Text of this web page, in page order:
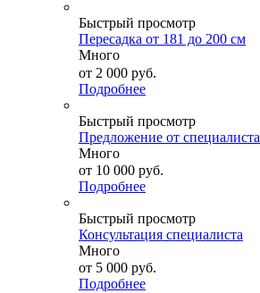
Быстрый просмотр
Пересадка от 181 до 200 см
Много
от 2 000 руб.
Подробнее
Быстрый просмотр
Предложение от специалиста
Много
от 10 000 руб.
Подробнее
Быстрый просмотр
Консультация специалиста
Много
от 5 000 руб.
Подробнее